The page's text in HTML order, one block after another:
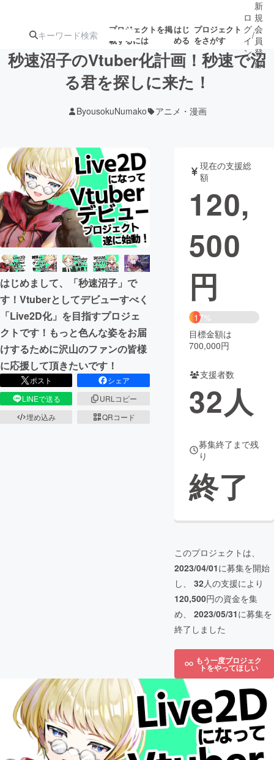
プロジェクトを掲
載するには
はじ
める
プロジェクト
をさがす
ターン
ジェクト
ロジェクト
アート・写真 音楽
テクノロジー・ガジェット ゲーム・サ
映像・映画
ビジネス・起業
まちづくり・地域活性化
CAMPFIRE for Social Good
CAMPFIRE Creation
CAMPFIREふるさと納税machi-ya コミュニティ
ロ
グ
イ
ン
/
新
規
会
員
登
録
秒速沼子のVtuber化計画！秒速で沼
る君を探しに来た！
ByousokuNumako アニメ・漫画
はじめまして、「秒速沼子」で
す！Vtuberとしてデビューすべく
「Live2D化」を目指すプロジェ
クトです！もっと色んな姿をお届
けするために沢山のファンの皆様
に応援して頂きたいです！
ポスト
シェア
LINEで送る
URLコピー
埋め込み
QRコード
現在の支援総
額
120,
500
円
17%
目標金額は
700,000円
支援者数
32人
募集終了まで残
り
終了
このプロジェクトは、
2023/04/01に募集を開始
し、 32人の支援により
120,500円の資金を集
め、 2023/05/31に募集を
終了しました
もう一度プロジェク
トをやってほしい